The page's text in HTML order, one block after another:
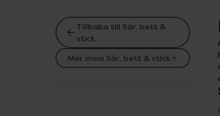
Tillbaka till Sår, bett &
stick
Mer inom Sår, bett & stick